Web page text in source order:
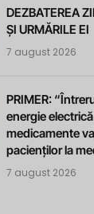
DEZBATEREA
ȘI URMĂRILE EI
7 august 2026
PRIMER:
energie
medicamente
pacienților la
7 august 2026